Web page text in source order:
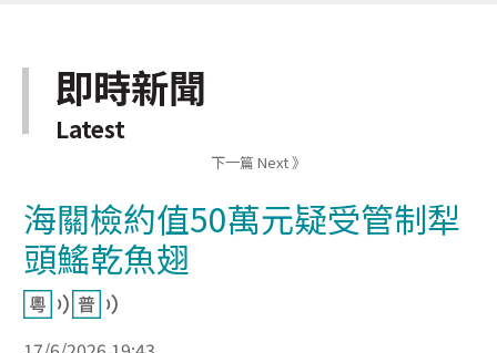
即時新聞
Latest
下一篇 Next 》
海關檢約值50萬元疑受管制犁
頭鰩乾魚翅